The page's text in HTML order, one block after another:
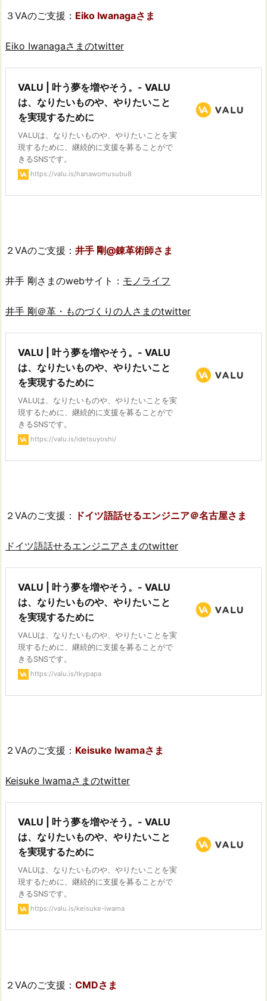
３VAのご支援： Eiko Iwanagaさま
Eiko Iwanagaさまのtwitter
VALU | 叶う夢を増やそう。- VALU
は、なりたいものや、やりたいこと
を実現するために
VALUは、なりたいものや、やりたいことを実
現するために、継続的に支援を募ることがで
きるSNSです。
https://valu.is/hanawomusubu8
２VAのご支援： 井手 剛@錬革術師さま
井手 剛さまのwebサイト： モノライフ
井手 剛＠革・ものづくりの人さまのtwitter
VALU | 叶う夢を増やそう。- VALU
は、なりたいものや、やりたいこと
を実現するために
VALUは、なりたいものや、やりたいことを実
現するために、継続的に支援を募ることがで
きるSNSです。
https://valu.is/idetsuyoshi/
２VAのご支援： ドイツ語話せるエンジニア＠名古屋さま
ドイツ語話せるエンジニアさまのtwitter
VALU | 叶う夢を増やそう。- VALU
は、なりたいものや、やりたいこと
を実現するために
VALUは、なりたいものや、やりたいことを実
現するために、継続的に支援を募ることがで
きるSNSです。
https://valu.is/tkypapa
２VAのご支援： Keisuke Iwamaさま
Keisuke Iwamaさまのtwitter
VALU | 叶う夢を増やそう。- VALU
は、なりたいものや、やりたいこと
を実現するために
VALUは、なりたいものや、やりたいことを実
現するために、継続的に支援を募ることがで
きるSNSです。
https://valu.is/keisuke-iwama
２VAのご支援： CMDさま